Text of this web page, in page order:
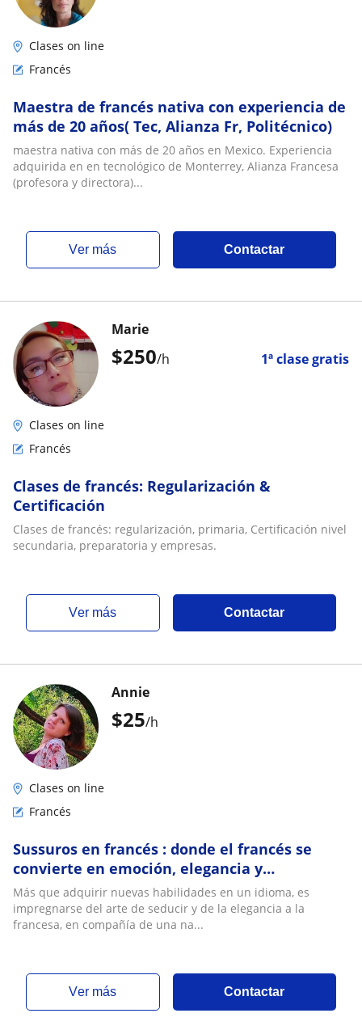
Clases on line
Francés
Maestra de francés nativa con experiencia de
más de 20 años( Tec, Alianza Fr, Politécnico)
maestra nativa con más de 20 años en Mexico. Experiencia
adquirida en en tecnológico de Monterrey, Alianza Francesa
(profesora y directora)...
ver más Contactar
$250/h 1ª clase gratis
Marie
Clases on line
Francés
Clases de francés: Regularización &
Certificación
Clases de francés: regularización, primaria, Certificación nivel
secundaria, preparatoria y empresas.
ver más Contactar
$25/h
Annie
Clases on line
Francés
Sussuros en francés : donde el francés se
convierte en emoción, elegancia y
sensualidad
Más que adquirir nuevas habilidades en un idioma, es
impregnarse del arte de seducir y de la elegancia a la
francesa, en compañía de una na...
ver más Contactar